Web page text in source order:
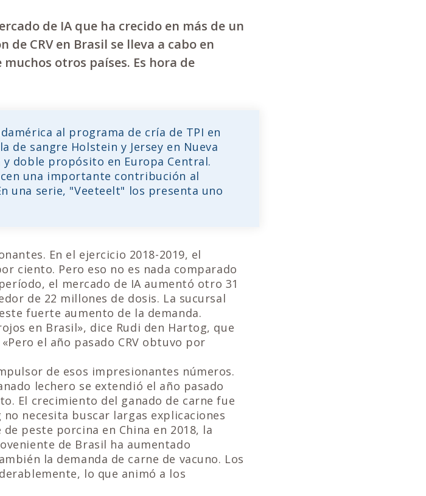
de IA que ha crecido en más de un
CRV en Brasil se lleva a cabo en
otros países. Es hora de
al programa de cría de TPI en
de sangre Holstein y Jersey en Nueva
doble propósito en Europa Central.
una importante contribución al
una serie, "Veeteelt" los presenta uno
En el ejercicio 2018-2019, el
ciento. Pero eso no es nada comparado
el mercado de IA aumentó otro 31
de 22 millones de dosis. La sucursal
fuerte aumento de la demanda.
en Brasil», dice Rudi den Hartog, que
el año pasado CRV obtuvo por
de esos impresionantes números.
lechero se extendió el año pasado
El crecimiento del ganado de carne fue
necesita buscar largas explicaciones
peste porcina en China en 2018, la
de Brasil ha aumentado
la demanda de carne de vacuno. Los
lo que animó a los